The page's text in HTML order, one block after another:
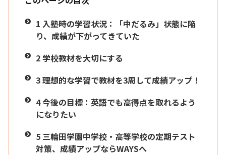
1 入塾時の学習状況：「中だるみ」状態に陥
り、成績が下がってきていた
2学校教材を大切にする
3理想的な学習で教材を3周して成績アップ！
4今後の目標：英語でも高得点を取れるよう
になりたい
5 三輪田学園中学校・高等学校の定期テスト
対策、成績アップならWAYSへ